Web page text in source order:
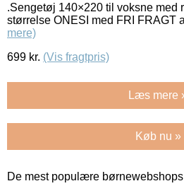
.Sengetøj 140×220 til voksne med
størrelse ONESI med FRI FRAGT
mere)
699 kr. (Vis fragtpris)
Læs mere
Køb nu »
De mest populære